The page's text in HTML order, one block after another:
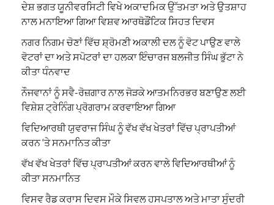
ਦੇਸ਼ ਭਗਤ ਯੂਨੀਵਰਸਿਟੀ ਵਿਖੇ ਅਕਾਦਮਿਕ ਉੱਤਮਤਾ ਅਤੇ ਉਤਸ਼ਾਹ
ਨਾਲ ਮਨਾਇਆ ਗਿਆ ਵਿਸ਼ਵ ਆਰਥੋਡੌਂਟਿਕ ਸਿਹਤ ਦਿਵਸ
ਨਗਰ ਨਿਗਮ ਚੋਣਾਂ ਵਿੱਚ ਸ਼੍ਰੋਮਣੀ ਅਕਾਲੀ ਦਲ ਨੂੰ ਵੋਟ ਪਾਉਣ ਵਾਲੇ
ਵੋਟਰਾਂ ਦਾ ਅਤੇ ਸਪੋਟਰਾਂ ਦਾ ਹਲਕਾ ਇੰਚਾਰਜ ਬਲਜੀਤ ਸਿੰਘ ਭੁੱਟਾ ਨੇ
ਕੀਤਾ ਧੰਨਵਾਦ
ਨੌਜਵਾਨਾਂ ਨੂੰ ਸਵੈ-ਰੋਜ਼ਗਾਰ ਨਾਲ ਜੋੜਕੇ ਆਤਮਨਿਰਭਰ ਬਣਾਉਣ ਲਈ
ਵਿਸ਼ੇਸ਼ ਟ੍ਰੇਨਿੰਗ ਪ੍ਰੋਗਰਾਮ ਕਰਵਾਇਆ ਗਿਆ
ਵਿਦਿਆਰਥੀ ਯੁਵਰਾਜ ਸਿੰਘ ਨੂੰ ਵੱਖ ਵੱਖ ਖੇਤਰਾਂ ਵਿੱਚ ਪ੍ਰਾਪਤੀਆਂ
ਕਰਨ ‘ਤੇ ਸਨਮਾਨਿਤ ਕੀਤਾ
ਵੱਖ ਵੱਖ ਖੇਤਰਾਂ ਵਿੱਚ ਪ੍ਰਾਪਤੀਆਂ ਕਰਨ ਵਾਲੇ ਵਿਦਿਆਰਥੀਆਂ ਨੂੰ
ਕੀਤਾ ਸਨਮਾਨਿਤ
ਵਿਸਵ ਰੈਡ ਕਰਾਸ ਦਿਵਸ ਮੌਕੇ ਸਿਵਲ ਹਸਪਤਾਲ ਅਤੇ ਮਾਤਾ ਸੁੰਦਰੀ